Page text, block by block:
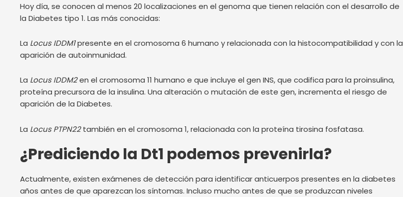
Hoy día, se conocen al menos 20 localizaciones en el genoma que tienen relación con el desarrollo de
la Diabetes tipo 1. Las más conocidas:
La Locus IDDM1presente en el cromosoma 6 humano y relacionada con la histocompatibilidad y con la
aparición de autoinmunidad.
La Locus IDDM2en el cromosoma 11 humano e que incluye el gen INS, que codifica para la proinsulina,
proteína precursora de la insulina. Una alteración o mutación de este gen, incrementa el riesgo de
aparición de la Diabetes.
La Locus PTPN22también en el cromosoma 1, relacionada con la proteína tirosina fosfatasa.
¿Prediciendo la Dt1 podemos prevenirla?
Actualmente, existen exámenes de detección para identificar anticuerpos presentes en la diabetes
años antes de que aparezcan los síntomas. Incluso mucho antes de que se produzcan niveles